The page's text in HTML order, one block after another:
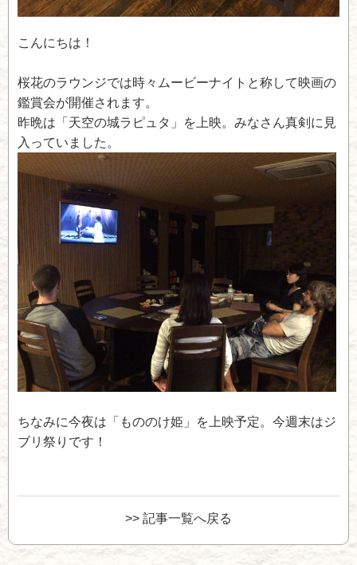
こんにちは！
桜花のラウンジでは時々ムービーナイトと称して映画の
鑑賞会が開催されます。
昨晩は「天空の城ラピュタ」を上映。みなさん真剣に見
入っていました。
ちなみに今夜は「もののけ姫」を上映予定。今週末はジ
ブリ祭りです！
>> 記事一覧へ戻る